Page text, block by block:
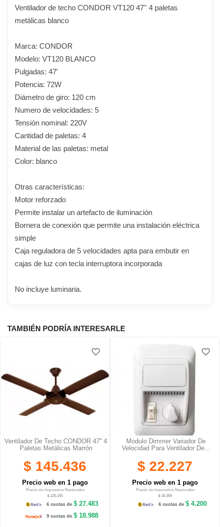
Ventilador de techo CONDOR VT120 47'' 4 paletas
metálicas blanco
Marca: CONDOR
Modelo: VT120 BLANCO
Pulgadas: 47'
Potencia: 72W
Diámetro de giro: 120 cm
Numero de velocidades: 5
Tensión nominal: 220V
Cantidad de paletas: 4
Material de las paletas: metal
Color: blanco
Otras características:
Motor reforzado
Permite instalar un artefacto de iluminación
Bornera de conexión que permite una instalación eléctrica
simple
Caja reguladora de 5 velocidades apta para embutir en
cajas de luz con tecla interruptora incorporada
No incluye luminaria.
TAMBIÉN PODRÍA INTERESARLE
Ventilador De Techo CONDOR 47'' 4
Paletas Metálicas Marrón
$ 145.436
Precio web en 1 pago
Precio sin Impuestos Nacionales
$ 120.195
6 cuotas de$ 27.483
9 cuotas de$ 18.988
favorite_border
Modulo Dimmer Variador De
Velocidad Para Ventilador De...
$ 22.227
Precio web en 1 pago
Precio sin Impuestos Nacionales
$ 18.369
6 cuotas de $ 4.200
favorite_border